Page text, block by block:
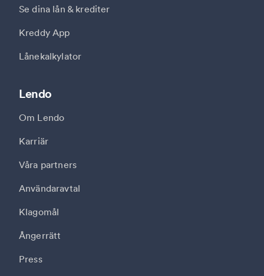
Se dina lån & krediter
Kreddy App
Lånekalkylator
Lendo
Om Lendo
Karriär
Våra partners
Användaravtal
Klagomål
Ångerrätt
Press